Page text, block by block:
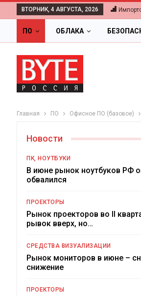
ВТОРНИК, 4 АВГУСТА, 2026
ПО ОБЛАКА
Главная ПО Офисное ПО (базовое)
Новости
ПК, НОУТБУКИ
В июне рынок ноутбуков РФ
обвалился
ПРОЕКТОРЫ
Рынок проекторов во II
рывок вверх, но…
СРЕДСТВА ВИЗУАЛИЗАЦИИ
Рынок мониторов в июне –
снижение
ПРОЕКТОРЫ
Цифровая экономика
Краткий